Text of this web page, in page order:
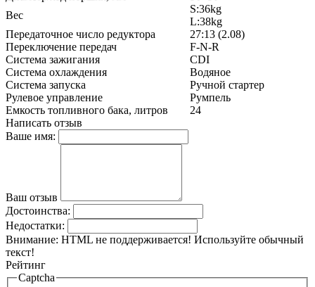
Вес
S:36kg
L:38kg
Передаточное число редуктора
27:13 (2.08)
Переключение передач
F-N-R
Система зажигания
CDI
Система охлаждения
Водяное
Система запуска
Ручной стартер
Рулевое управление
Румпель
Емкость топливного бака, литров
24
Написать отзыв
Ваше имя:
Ваш отзыв
Достоинства:
Недостатки:
Внимание: HTML не поддерживается! Используйте обычный
текст!
Рейтинг
Captcha